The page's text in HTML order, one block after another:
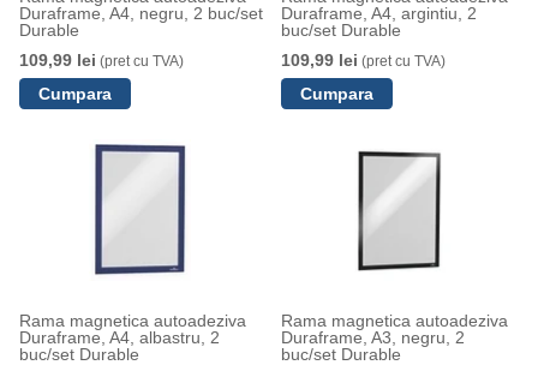
Duraframe, A4, negru, 2 buc/set
Durable
109,99 lei (pret cu TVA)
Duraframe, A4, argintiu, 2
buc/set Durable
109,99 lei (pret cu TVA)
Rama magnetica autoadeziva
Duraframe, A4, albastru, 2
buc/set Durable
Rama magnetica autoadeziva
Duraframe, A3, negru, 2
buc/set Durable